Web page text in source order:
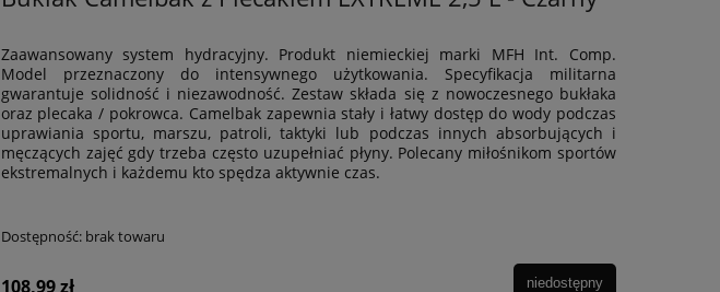
Zaawansowany system hydracyjny. Produkt niemieckiej marki MFH Int. Comp.
Model przeznaczony do intensywnego użytkowania. Specyfikacja militarna
gwarantuje solidność i niezawodność. Zestaw składa się z nowoczesnego bukłaka
oraz plecaka / pokrowca. Camelbak zapewnia stały i łatwy dostęp do wody podczas
uprawiania sportu, marszu, patroli, taktyki lub podczas innych absorbujących i
męczących zajęć gdy trzeba często uzupełniać płyny. Polecany miłośnikom sportów
ekstremalnych i każdemu kto spędza aktywnie czas.
Dostępność: brak towaru
108,99 zł niedostępny